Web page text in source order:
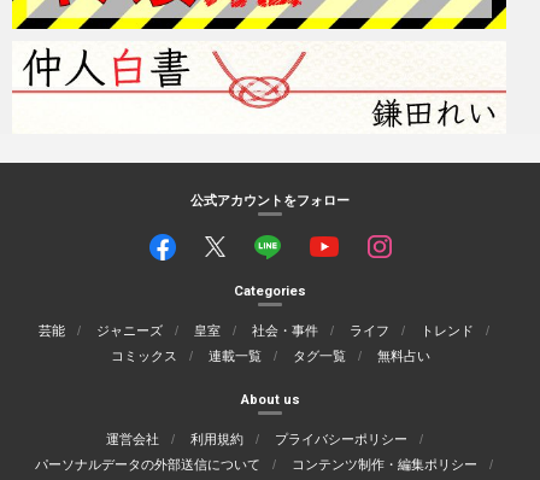
公式アカウントをフォロー
Categories
芸能 ジャニーズ 皇室 社会・事件 ライフ
トレンド
コミックス
連載一覧 タグ一覧 無料占い
About us
運営会社 利用規約
プライバシーポリシー
パーソナルデータの外部送信について
コンテンツ制作・編集ポリシー